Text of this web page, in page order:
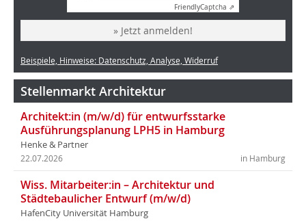
FriendlyCaptcha ⇗
» Jetzt anmelden!
Beispiele, Hinweise: Datenschutz, Analyse, Widerruf
Stellenmarkt Architektur
Architekt:in (m/w/d) für entwurfsstarke
Ausführungsplanung LPH5 in Hamburg
Henke & Partner
in Hamburg
22.07.2026
Wiss. Mitarbeiter:in – Architektur und
Städtebaulicher Entwurf (m/w/d)
HafenCity Universität Hamburg